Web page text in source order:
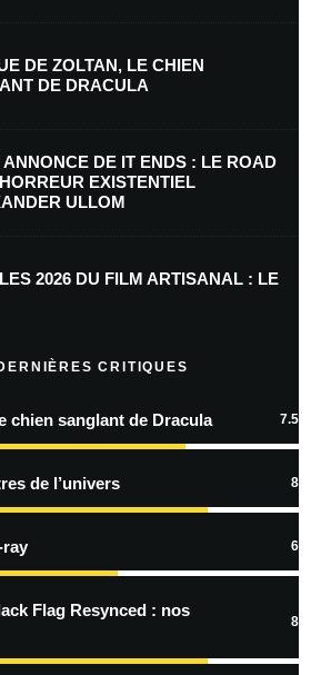
mon e-mail et mon site dans le navigateur pour
commentaires par e-mail.
articles par e-mail.
En savoir
DE ZOLTAN, LE CHIEN
DE DRACULA
DE IT ENDS : LE ROAD
EXISTENTIEL
ULLOM
2026 DU FILM ARTISANAL : LE
CRITIQUES
chien sanglant de Dracula 7.5
de l’univers 8
ray 6
Flag Resynced : nos
8